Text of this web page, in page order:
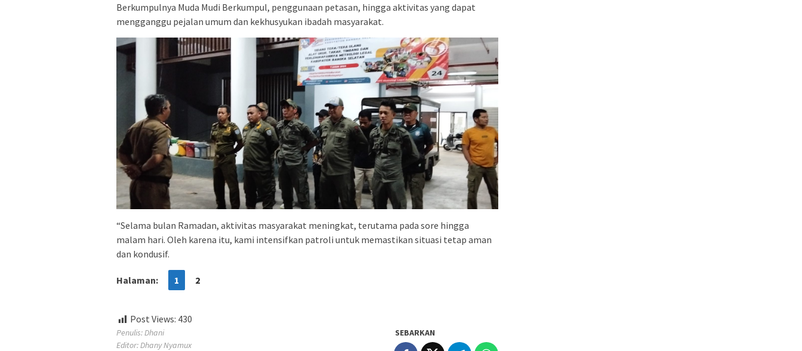
Berkumpulnya Muda Mudi Berkumpul, penggunaan petasan, hingga aktivitas yang dapat
mengganggu pejalan umum dan kekhusyukan ibadah masyarakat.
“Selama bulan Ramadan, aktivitas masyarakat meningkat, terutama pada sore hingga
malam hari. Oleh karena itu, kami intensifkan patroli untuk memastikan situasi tetap aman
dan kondusif.
Halaman: 1 2
Post Views: 430
Penulis: Dhani
Editor: Dhany Nyamux
SEBARKAN